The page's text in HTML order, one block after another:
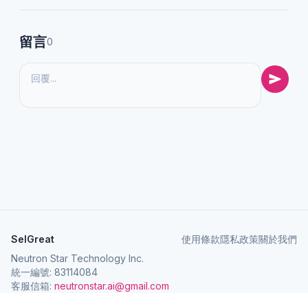
留言0
SelGreat
Neutron Star Technology Inc.
統一編號: 83114084
客服信箱: neutronstar.ai@gmail.com
使用條款隱私政策關於我們